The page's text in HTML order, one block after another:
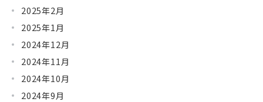
2025年2月
2025年1月
2024年12月
2024年11月
2024年10月
2024年9月